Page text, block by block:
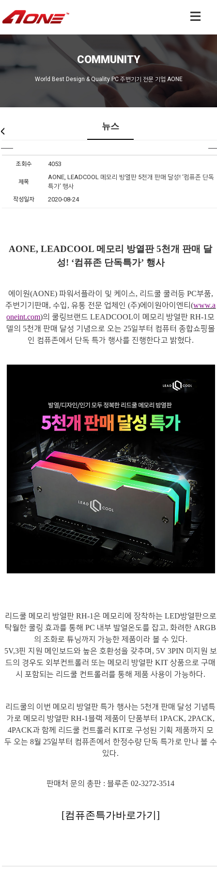
COMMUNITY
World Best Design & Quality PC 주변기기 전문 기업 AONE
뉴스
조회수 4053
제목
AONE, LEADCOOL 메모리 방열판 5천개 판매 달성! ‘컴퓨존 단독
특가’ 행사
작성일자 2020-08-24
AONE, LEADCOOL 메모리 방열판5천개 판매 달
성! ‘컴퓨존 단독특가’ 행사
에이원(AONE) 파워서플라이 및 케이스, 리드쿨 쿨러등 PC부품,
주변기기판매,수입 ,유통 전문 업체인(주)에이원아이엔티(www.a
oneint.com)의 쿨링브랜드LEADCOOL이 메모리 방열판RH-1 모
델의 5천개 판매 달성 기념으로 오는 25일부터 컴퓨터 종합쇼핑몰
인 컴퓨존에서 단독 특가 행사를 진행한다고 밝혔다.
리드쿨 메모리 방열판 RH-1은 메모리에 장착하는 LED방열판으로
탁월한 쿨링 효과를 통해PC 내부 발열온도를 잡고,화려한ARGB
의 조화로 튜닝까지 가능한 제품이라 볼 수 있다.
5V,3핀 지원 메인보드와 높은 호환성을 갖추며 , 5V 3PIN 미지원 보
드의 경우도 외부컨트롤러 또는 메모리 방열판KIT상품으로 구매
시 포함되는 리드쿨 컨트롤러를 통해 제품 사용이 가능하다.
리드쿨의 이번 메모리 방열판 특가 행사는 5천개 판매 달성 기념특
가로 메모리 방열판 RH-1블랙 제품이 단품부터 1PACK, 2PACK,
4PACK과 함께 리드쿨 컨트롤러 KIT로 구성된 기획 제품까지 모
두 오는 8월 25일부터 컴퓨존에서 한정수량 단독 특가로 만나 볼 수
있다.
판매처 문의 총판 :블루존02-3272-3514
[컴퓨존특가바로가기]